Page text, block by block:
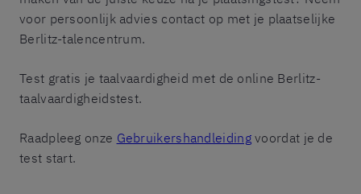
voor persoonlijk advies contact op met je plaatselijke
Berlitz-talencentrum.
Test gratis je taalvaardigheid met de online Berlitz-
taalvaardigheidstest.
Raadpleeg onze Gebruikershandleidingvoordat je de
test start.